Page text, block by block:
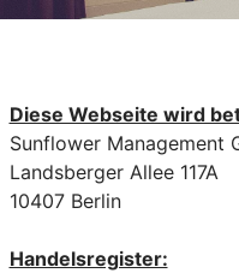
Diese Webseite wird
Sunflower Management
Landsberger Allee 117A
10407 Berlin
Handelsregister: